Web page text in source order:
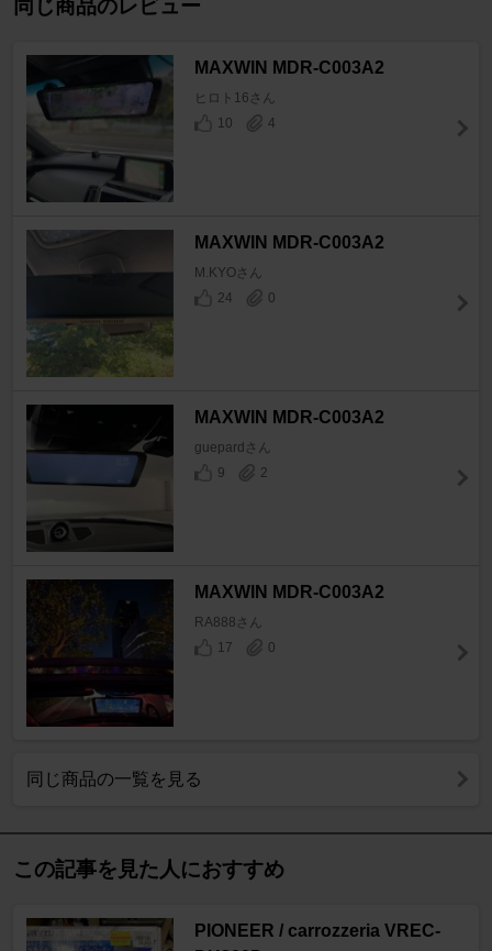
同じ商品のレビュー
MAXWIN MDR-C003A2
ヒロト16さん
10
4
MAXWIN MDR-C003A2
M.KYOさん
24
0
MAXWIN MDR-C003A2
guepardさん
9
2
MAXWIN MDR-C003A2
RA888さん
17
0
同じ商品の一覧を見る
この記事を見た人におすすめ
PIONEER / carrozzeria VREC-